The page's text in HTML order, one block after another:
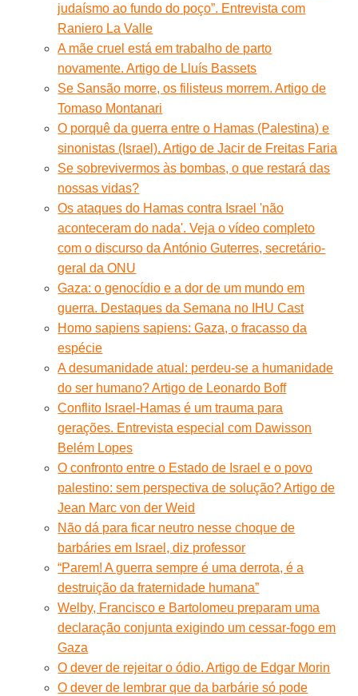
judaísmo ao fundo do poço”. Entrevista com
Raniero La Valle
A mãe cruel está em trabalho de parto
novamente. Artigo de Lluís Bassets
Se Sansão morre, os filisteus morrem. Artigo de
Tomaso Montanari
O porquê da guerra entre o Hamas (Palestina) e
sinonistas (Israel). Artigo de Jacir de Freitas Faria
Se sobrevivermos às bombas, o que restará das
nossas vidas?
Os ataques do Hamas contra Israel 'não
aconteceram do nada'. Veja o vídeo completo
com o discurso da António Guterres, secretário-
geral da ONU
Gaza: o genocídio e a dor de um mundo em
guerra. Destaques da Semana no IHU Cast
Homo sapiens sapiens: Gaza, o fracasso da
espécie
A desumanidade atual: perdeu-se a humanidade
do ser humano? Artigo de Leonardo Boff
Conflito Israel-Hamas é um trauma para
gerações. Entrevista especial com Dawisson
Belém Lopes
O confronto entre o Estado de Israel e o povo
palestino: sem perspectiva de solução? Artigo de
Jean Marc von der Weid
Não dá para ficar neutro nesse choque de
barbáries em Israel, diz professor
“Parem! A guerra sempre é uma derrota, é a
destruição da fraternidade humana”
Welby, Francisco e Bartolomeu preparam uma
declaração conjunta exigindo um cessar-fogo em
Gaza
O dever de rejeitar o ódio. Artigo de Edgar Morin
O dever de lembrar que da barbárie só pode